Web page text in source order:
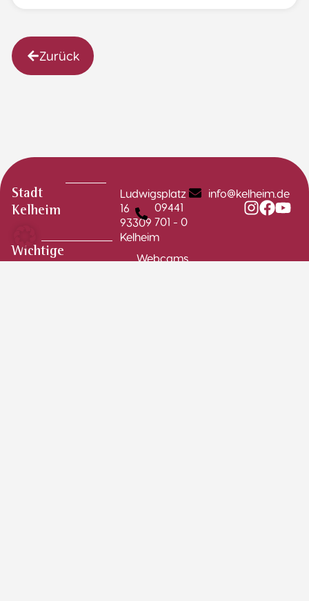
Zurück
Stadt
Kelheim
Ludwigsplatz
16
93309
Kelheim
09441
701 - 0
info@kelheim.de
Wichtige
Webcams